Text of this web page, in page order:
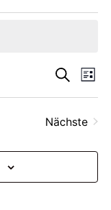
SucheListe
Nächste